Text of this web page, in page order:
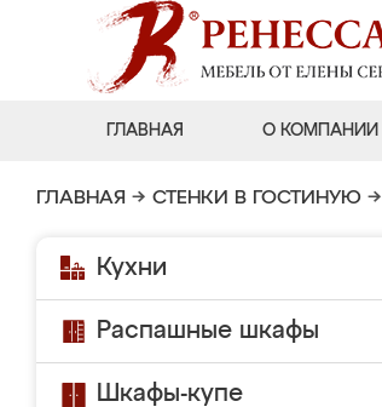
ГЛАВНАЯ О КОМПАНИИ
ГЛАВНАЯ → СТЕНКИ В ГОСТИНУЮ →
Кухни
Распашные шкафы
Шкафы-купе